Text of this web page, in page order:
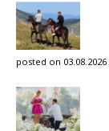
posted on 03.08.2026